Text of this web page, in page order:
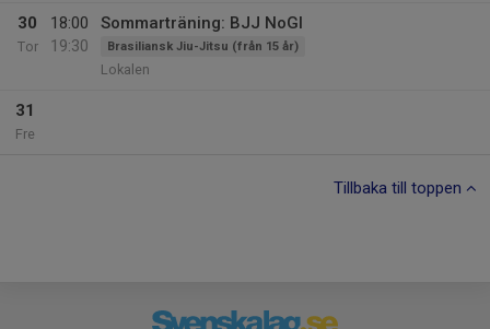
30
Tor
18:00
19:30
Sommarträning: BJJ NoGI
Brasiliansk Jiu-Jitsu (från 15 år)
Lokalen
31
Fre
Tillbaka till toppen